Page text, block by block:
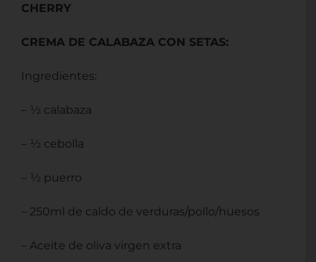
CHERRY
CREMA DE CALABAZA CON SETAS:
Ingredientes:
– ½ calabaza
– ½ cebolla
– ½ puerro
– 250ml de caldo de verduras/pollo/huesos
– Aceite de oliva virgen extra